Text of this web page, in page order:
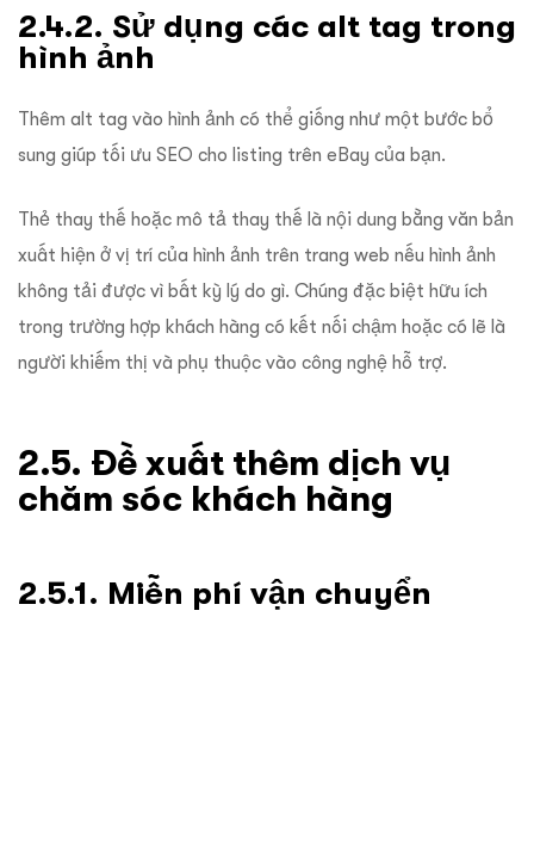
2.4.2. Sử dụng các alt tag trong
hình ảnh
Thêm alt tag vào hình ảnh có thể giống như một bước bổ
sung giúp tối ưu SEO cho listing trên eBay của bạn.
Thẻ thay thế hoặc mô tả thay thế là nội dung bằng văn bản
xuất hiện ở vị trí của hình ảnh trên trang web nếu hình ảnh
không tải được vì bất kỳ lý do gì. Chúng đặc biệt hữu ích
trong trường hợp khách hàng có kết nối chậm hoặc có lẽ là
người khiếm thị và phụ thuộc vào công nghệ hỗ trợ.
2.5. Đề xuất thêm dịch vụ
chăm sóc khách hàng
2.5.1. Miễn phí vận chuyển